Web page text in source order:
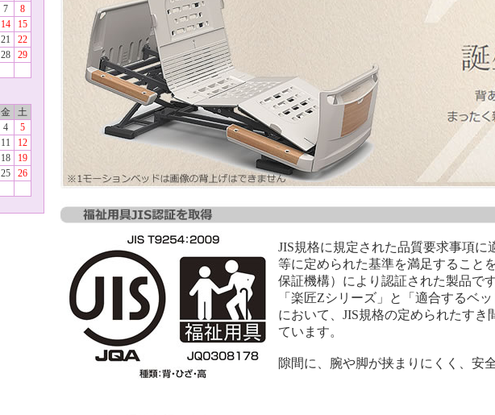
7
8
14
15
21
22
28
29
金
土
4
5
11
12
18
19
25
26
JIS規格に規定された品質要求事項
等に定められた基準を満足すること
保証機構）により認証された製品です
「楽匠Zシリーズ」と「適合するベ
において、JIS規格の定められたすき
ています。
隙間に、腕や脚が挟まりにくく、安